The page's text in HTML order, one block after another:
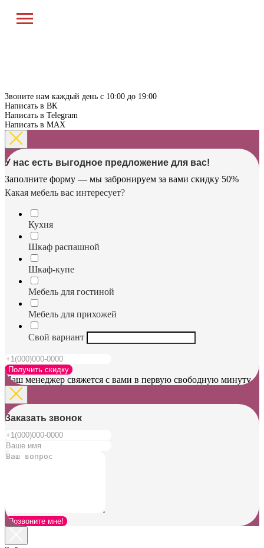
Звоните нам каждый день с 10:00 до 19:00
Написать в ВК
Написать в Telegram
Написать в MAX
У нас есть выгодное предложение для вас!
Заполните форму — мы забронируем за вами скидку 50%
Какая мебель вас интересует?
Кухня
Шкаф распашной
Шкаф-купе
Мебель для гостиной
Мебель для прихожей
Свой вариант
Получить скидку
Наш менеджер свяжется с вами в первую свободную минуту
Заказать звонок
Позвоните мне!